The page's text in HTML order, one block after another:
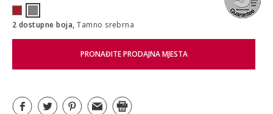
2 dostupne boja,Tamno srebrna
PRONAĐITE PRODAJNA MJESTA